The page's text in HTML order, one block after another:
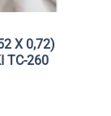
Χ 0,72)
TC-260